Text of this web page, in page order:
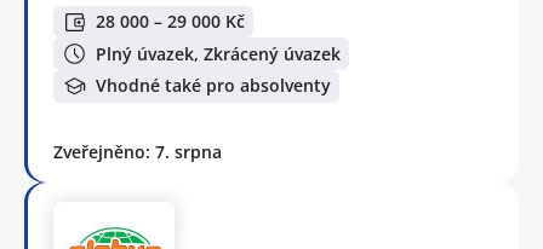
28 000 – 29 000 Kč
Plný úvazek, Zkrácený úvazek
Vhodné také pro absolventy
Zveřejněno: 7. srpna